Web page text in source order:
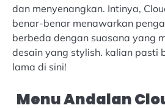
dan menyenangkan. Intinya,
benar-benar menawarkan
berbeda dengan suasana yang
desain yang stylish. kalian pasti
lama di sini!
Menu Andalan